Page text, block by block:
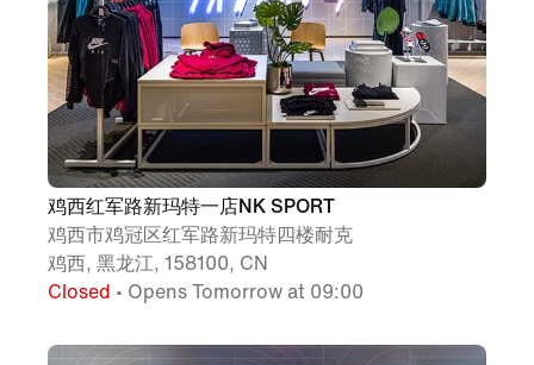
鸡西红军路新玛特一店NK SPORT
鸡西市鸡冠区红军路新玛特四楼耐克
鸡西, 黑龙江, 158100, CN
Closed • Opens Tomorrow at 09:00